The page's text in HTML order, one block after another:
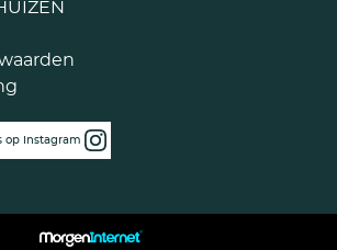
op Instagram